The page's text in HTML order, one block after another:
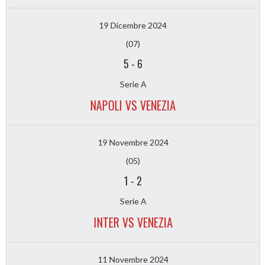
19 Dicembre 2024
(07)
5 - 6
Serie A
NAPOLI VS VENEZIA
19 Novembre 2024
(05)
1 - 2
Serie A
INTER VS VENEZIA
11 Novembre 2024